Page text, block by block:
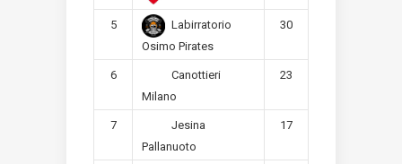
5
Labirratorio
Osimo Pirates
30
6
Canottieri
Milano
23
7
Jesina
Pallanuoto
17